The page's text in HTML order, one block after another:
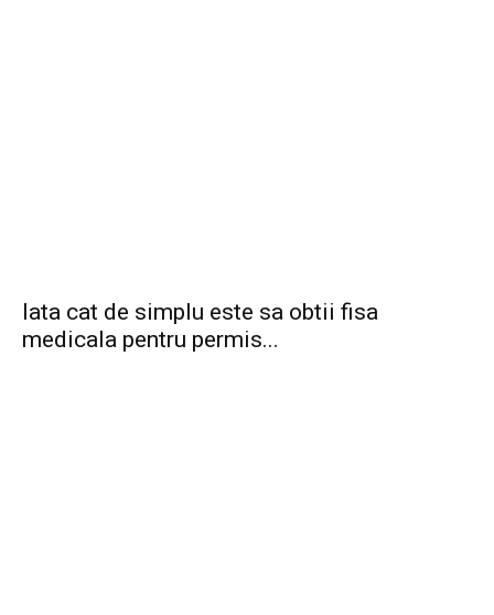
Iata cat de simplu este sa obtii fisa
medicala pentru permis...